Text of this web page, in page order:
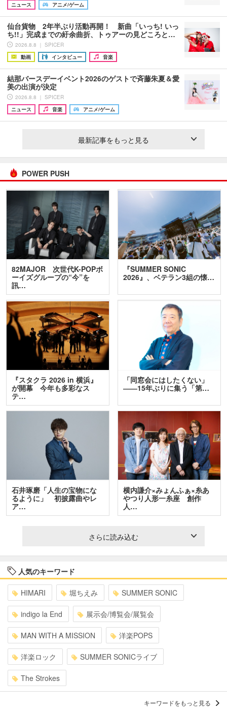
ニュース
アニメ/ゲーム
仙台貨物 2年半ぶり活動再開！ 新曲「いっち! いっ
ち!!」完成までの紆余曲折、トゥアーの見どころと…
2026.8.8 ｜ SPICER
動画
インタビュー 音楽
結那バースデーイベント2026のゲストで斉藤朱夏＆愛
美の出演が決定
2026.8.8 ｜ SPICER
ニュース
音楽 アニメ/ゲーム
最新記事をもっと見る
POWER PUSH
82MAJOR 次世代K-POPボ
ーイズグループの“今”を
訊…
『SUMMER SONIC
2026』、ベテラン3組の懐…
『スタクラ 2026 in 横浜』
が開幕 今年も多彩なス
テ…
「同窓会にはしたくない」
――15年ぶりに集う「第…
石井琢磨「人生の宝物にな
るように」 初披露曲やレ
ア…
横内謙介×みょんふぁ×糸あ
やつり人形一糸座 創作
人…
さらに読み込む
人気のキーワード
HIMARI 堀ちえみ SUMMER SONIC
indigo la End 展示会/博覧会/展覧会
MAN WITH A MISSION 洋楽POPS
洋楽ロック SUMMER SONICライブ
The Strokes
キーワードをもっと見る